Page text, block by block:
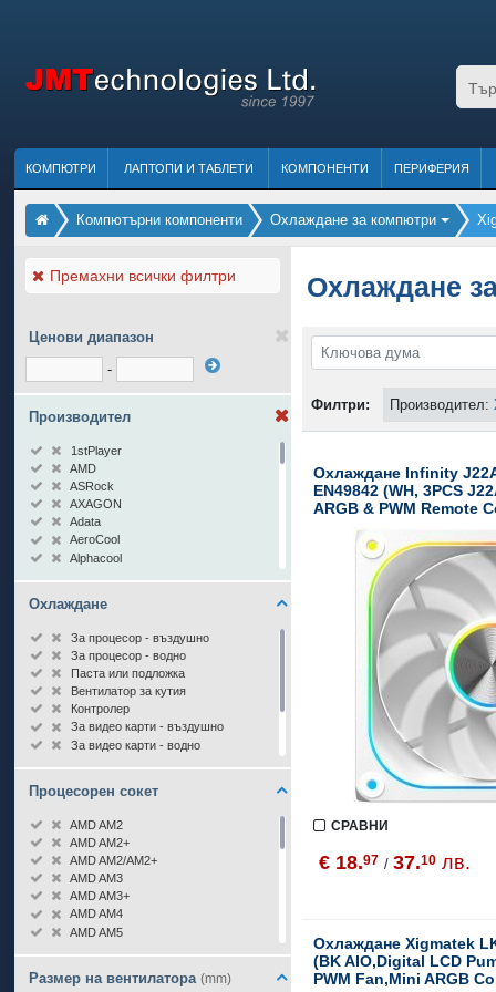
КОМПЮТРИ ЛАПТОПИ И ТАБЛЕТИ КОМПОНЕНТИ ПЕРИФЕРИЯ
Компютърни компоненти Охлаждане за компютри
Премахни всички филтри
Ценови диапазон
-
Производител
1stPlayer
AMD
ASRock
AXAGON
Adata
AeroCool
Alphacool
Asus
BitFenix
Chieftec
Cooler Master
Cougar
Darkflash
DeepCool
EK Water Blocks
Endorfy
Fortron
Fractal Design
Fujitsu
Gamdias
Gamemax
Genesis
Geometric Future
HAVN
Охлаждане
За процесор - въздушно
За процесор - водно
Паста или подложка
Вентилатор за кутия
Контролер
За видео карти - въздушно
За видео карти - водно
За твърд диск
Процесорен сокет
AMD AM2
AMD AM2+
AMD AM2/AM2+
AMD AM3
AMD AM3+
AMD AM4
AMD AM5
AMD FM2+
Размер на вентилатора(mm)
Охлаждане
Филтри: Производител:
Охлаждане Infinity
EN49842 (WH, 3PCS
ARGB & PWM Remote
Logo Color Box)
СРАВНИ
€ 18.97 /37.10 лв.
Охлаждане Xigmatek
(BK AIO,Digital LCD
PWM Fan,Mini ARGB